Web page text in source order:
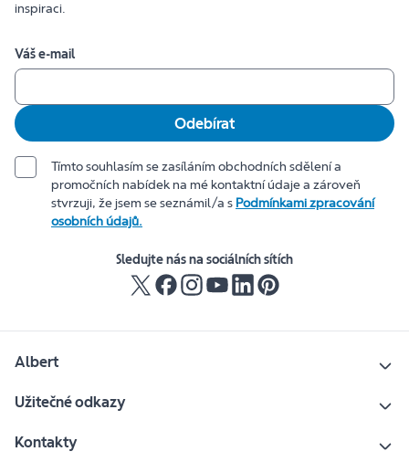
inspiraci.
Váš e-mail
Odebírat
Tímto souhlasím se zasíláním obchodních sdělení a
promočních nabídek na mé kontaktní údaje a zároveň
stvrzuji, že jsem se seznámil/a s Podmínkami zpracování
osobních údajů.
Sledujte nás na sociálních sítích
Albert
Užitečné odkazy
Kontakty